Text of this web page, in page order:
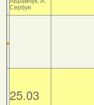
Сербун
25.03